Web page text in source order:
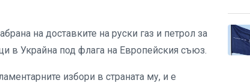
на доставките на руски газ и петрол за
в Украйна под флага на Европейския съюз.
избори в страната му, и е